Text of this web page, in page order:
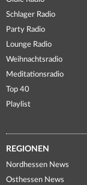
Schlager Radio
Party Radio
Lounge Radio
Weihnachtsradio
Meditationsradio
Top 40
Playlist
REGIONEN
Nordhessen News
Osthessen News